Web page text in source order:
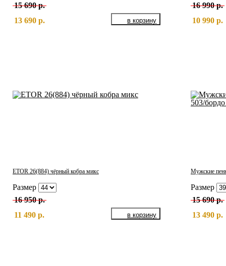
15 690 р.
13 690 р.
16 990 р.
10 990 р.
ETOR 26(884) чёрный кобра микс
Размер
16 950 р.
11 490 р.
Мужские
Размер
15 690 р.
13 490 р.